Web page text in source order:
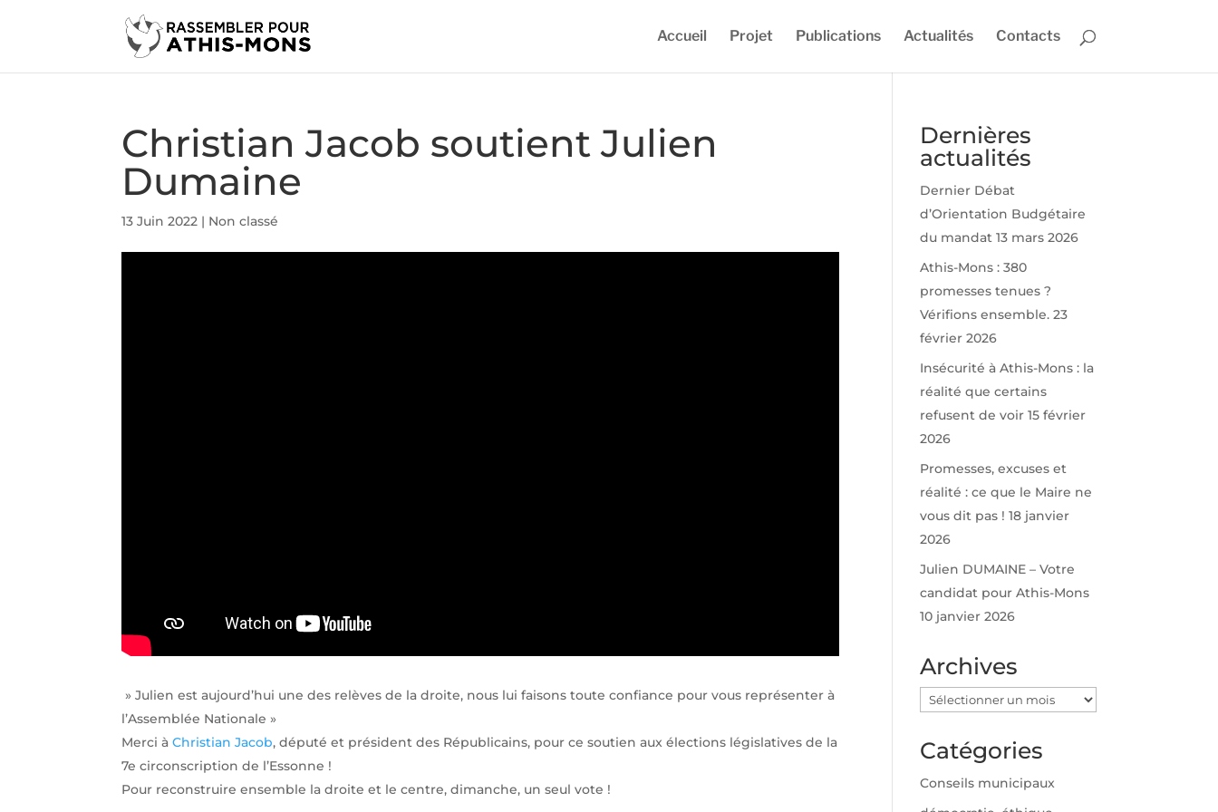
Accueil Projet Publications Actualités Contacts
Christian Jacob soutient Julien
Dumaine
13 Juin 2022 | Non classé
» Julien est aujourd’hui une des relèves de la droite, nous lui faisons toute confiance pour vous représenter à
l’Assemblée Nationale »
Merci àChristian Jacob, député et président des Républicains, pour ce soutien aux élections législatives de la
7e circonscription de l’Essonne !
Pour reconstruire ensemble la droite et le centre, dimanche, un seul vote !
Dernières
actualités
Dernier Débat
d’Orientation Budgétaire
du mandat 13 mars 2026
Athis-Mons : 380
promesses tenues ?
Vérifions ensemble. 23
février 2026
Insécurité à Athis-Mons : la
réalité que certains
refusent de voir 15 février
2026
Promesses, excuses et
réalité : ce que le Maire ne
vous dit pas ! 18 janvier
2026
Julien DUMAINE – Votre
candidat pour Athis-Mons
10 janvier 2026
Archives
Archives
Catégories
Conseils municipaux